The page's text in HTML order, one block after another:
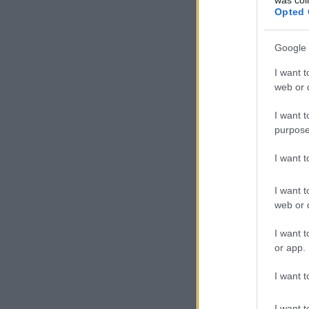
Opted
Google
I want
web or
I want
I want
I want
web or
I want
or app.
I want